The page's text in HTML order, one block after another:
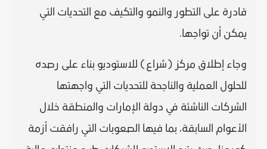
قادرة على التطور والنمو والتكيف مع التحديات التي
يمكن أن تواجها.
وجاء إطلاق مركز (شراع) للاستوديو بناء على رصده
للحلول العملية والناجحة للتحديات التي واجهتها
الشركات الناشئة في دولة الإمارات والمنطقة خلال
الأعوام السابقة، بما فيها الصعوبات التي رافقت أزمة